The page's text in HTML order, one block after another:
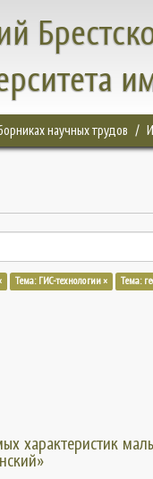
научных трудов
Тема: ГИС-технологии ×
Тема:
характеристик